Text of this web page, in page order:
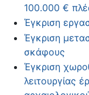
100.000 €
Έγκριση
Έγκριση
σκάφους
Έγκριση
λειτουργίας